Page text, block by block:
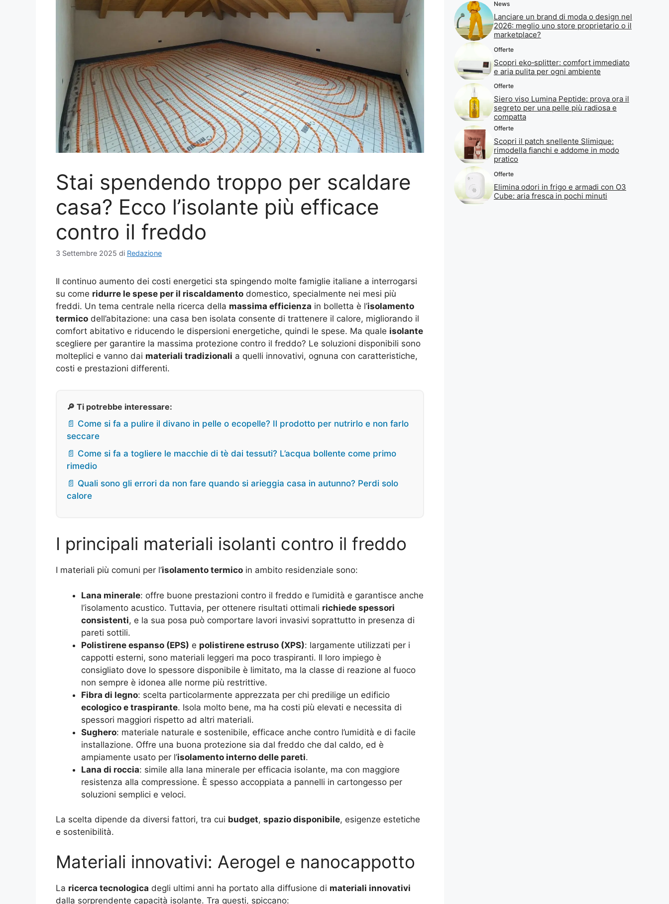
Stai spendendo troppo per scaldare
casa? Ecco l’isolante più efficace
contro il freddo
3 Settembre 2025 di Redazione
Il continuo aumento dei costi energetici sta spingendo molte famiglie italiane a interrogarsi
su come ridurre le spese per il riscaldamento domestico, specialmente nei mesi più
freddi. Un tema centrale nella ricerca della massima efficienza in bolletta è l’isolamento
termico dell’abitazione: una casa ben isolata consente di trattenere il calore, migliorando il
comfort abitativo e riducendo le dispersioni energetiche, quindi le spese. Ma quale isolante
scegliere per garantire la massima protezione contro il freddo? Le soluzioni disponibili sono
molteplici e vanno dai materiali tradizionali a quelli innovativi, ognuna con caratteristiche,
costi e prestazioni differenti.
🔎 Ti potrebbe interessare:
📄 Come si fa a pulire il divano in pelle o ecopelle? Il prodotto per nutrirlo e non farlo
seccare
📄 Come si fa a togliere le macchie di tè dai tessuti? L’acqua bollente come primo
rimedio
📄 Quali sono gli errori da non fare quando si arieggia casa in autunno? Perdi solo
calore
I principali materiali isolanti contro il freddo
I materiali più comuni per l’isolamento termico in ambito residenziale sono:
Lana minerale: offre buone prestazioni contro il freddo e l’umidità e garantisce anche
l’isolamento acustico. Tuttavia, per ottenere risultati ottimali richiede spessori
consistenti, e la sua posa può comportare lavori invasivi soprattutto in presenza di
pareti sottili.
Polistirene espanso (EPS) e polistirene estruso (XPS): largamente utilizzati per i
cappotti esterni, sono materiali leggeri ma poco traspiranti. Il loro impiego è
consigliato dove lo spessore disponibile è limitato, ma la classe di reazione al fuoco
non sempre è idonea alle norme più restrittive.
Fibra di legno: scelta particolarmente apprezzata per chi predilige un edificio
ecologico e traspirante. Isola molto bene, ma ha costi più elevati e necessita di
spessori maggiori rispetto ad altri materiali.
Sughero: materiale naturale e sostenibile, efficace anche contro l’umidità e di facile
installazione. Offre una buona protezione sia dal freddo che dal caldo, ed è
ampiamente usato per l’isolamento interno delle pareti.
Lana di roccia: simile alla lana minerale per efficacia isolante, ma con maggiore
resistenza alla compressione. È spesso accoppiata a pannelli in cartongesso per
soluzioni semplici e veloci.
La scelta dipende da diversi fattori, tra cui budget, spazio disponibile, esigenze estetiche
e sostenibilità.
Materiali innovativi: Aerogel e nanocappotto
La ricerca tecnologica degli ultimi anni ha portato alla diffusione di materiali innovativi
dalla sorprendente capacità isolante. Tra questi, spiccano:
News
Lanciare un brand di moda o design nel
2026: meglio uno store proprietario o il
marketplace?
Offerte
Scopri eko‑splitter: comfort immediato
e aria pulita per ogni ambiente
Offerte
Siero viso Lumina Peptide: prova ora il
segreto per una pelle più radiosa e
compatta
Offerte
Scopri il patch snellente Slimique:
rimodella fianchi e addome in modo
pratico
Offerte
Elimina odori in frigo e armadi con O3
Cube: aria fresca in pochi minuti